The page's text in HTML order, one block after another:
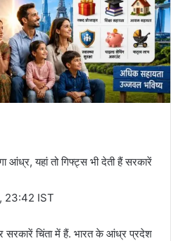
आंध्र, यहां तो गिफ्ट्स भी देती हैं सरकारें
23:42 IST
सरकारें चिंता में हैं. भारत के आंध्र प्रदेश